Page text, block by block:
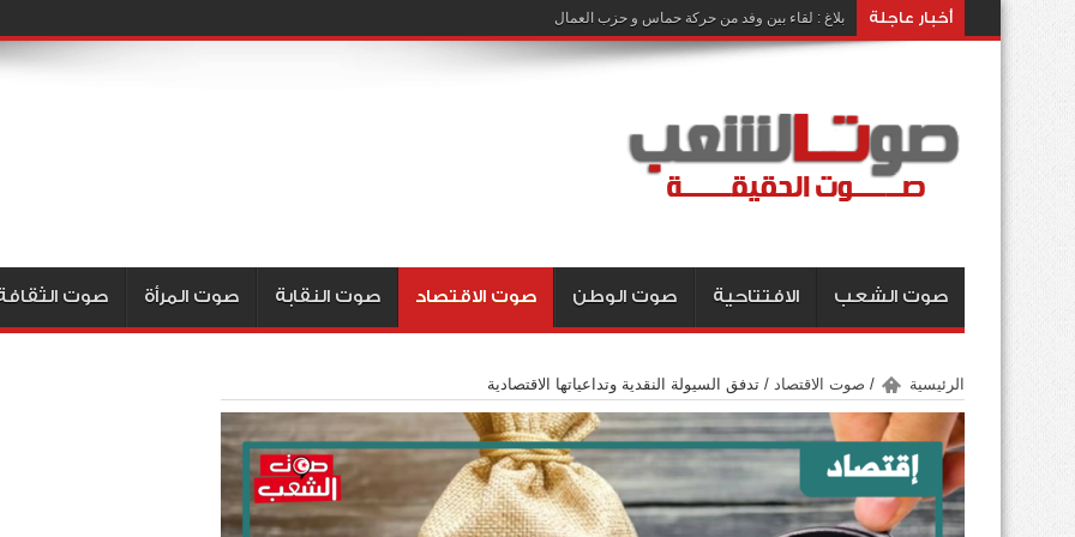
أخبار عاجلة بلاغ : لقاء بين وفد من حركة حماس و حزب العمال
صوت الشعب الافتتاحية صوت الوطن صوت الاقتصاد صوت النقابة صوت المرأة صوت
الرئيسية / صوت الاقتصاد / تدفق السيولة النقدية وتداعياتها الاقتصادية